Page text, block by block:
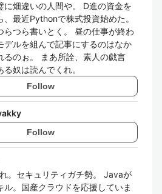
に畑違いの人間や。 D進の資金を
、最近Pythonで株式投資始めた。
らつら書いとく。 昼の仕事が終わ
デルを組んで記事にするのはなか
るのぉ。 まあ所詮、素人の戯言
奴は読んでくれ。
Follow
Follow
。セキュリティガチ勢。 Javaが
ル。国産クラウドを応援していま